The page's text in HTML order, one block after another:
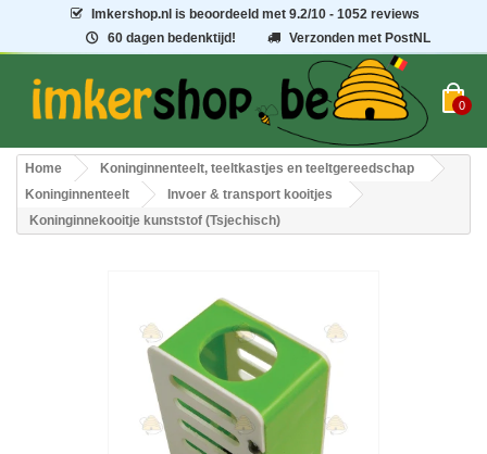
Imkershop.nl is beoordeeld met9.2/10 - 1052 reviews
60 dagen bedenktijd!
Verzonden met PostNL
0
Home
Koninginnenteelt, teeltkastjes en teeltgereedschap
Koninginnenteelt
Invoer & transport kooitjes
Koninginnekooitje kunststof (Tsjechisch)